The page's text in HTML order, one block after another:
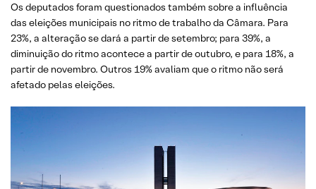
Os deputados foram questionados também sobre a influência
das eleições municipais no ritmo de trabalho da Câmara. Para
23%, a alteração se dará a partir de setembro; para 39%, a
diminuição do ritmo acontece a partir de outubro, e para 18%, a
partir de novembro. Outros 19% avaliam que o ritmo não será
afetado pelas eleições.